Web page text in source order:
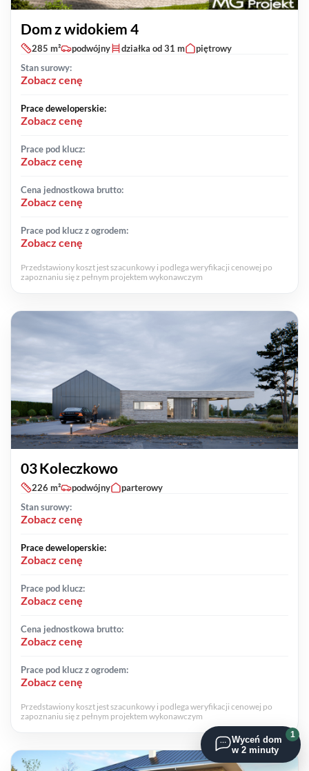
Dom z widokiem 4
285 m² podwójny działka od 31 m
piętrowy
Stan surowy:
Zobacz cenę
Prace deweloperskie:
Zobacz cenę
Prace pod klucz:
Zobacz cenę
Cena jednostkowa brutto:
Zobacz cenę
Prace pod klucz z ogrodem:
Zobacz cenę
Przedstawiony koszt jest szacunkowy i podlega weryfikacji cenowej po
zapoznaniu się z pełnym projektem wykonawczym
03 Koleczkowo
226 m² podwójny
parterowy
Stan surowy:
Zobacz cenę
Prace deweloperskie:
Zobacz cenę
Prace pod klucz:
Zobacz cenę
Cena jednostkowa brutto:
Zobacz cenę
Prace pod klucz z ogrodem:
Zobacz cenę
Przedstawiony koszt jest szacunkowy i podlega weryfikacji cenowej po
zapoznaniu się z pełnym projektem wykonawczym
1
Wyceń dom
w 2 minuty